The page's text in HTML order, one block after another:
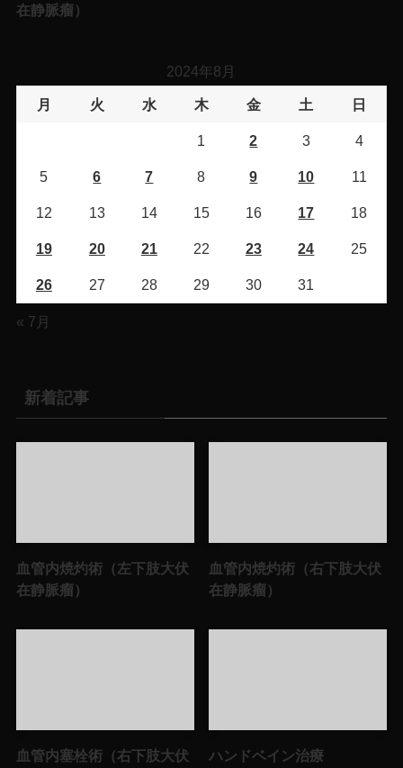
在静脈瘤）
2024年8月
月 火 水 木 金 土 日
1 2 3 4
5 6 7 8 9 10 11
12 13 14 15 16 17 18
19 20 21 22 23 24 25
26 27 28 29 30 31
« 7月
新着記事
血管内焼灼術（左下肢大伏
在静脈瘤）
血管内焼灼術（右下肢大伏
在静脈瘤）
血管内塞栓術（右下肢大伏 ハンドベイン治療